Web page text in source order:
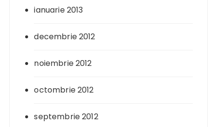
ianuarie 2013
decembrie 2012
noiembrie 2012
octombrie 2012
septembrie 2012